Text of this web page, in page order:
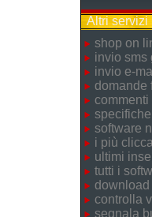
Altri servizi
shop on
invio sms
invio e-
domande
commenti
software
i più
ultimi
tutti i
controlla
segnala